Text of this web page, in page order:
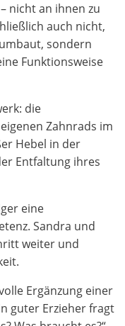
nicht an ihnen zu
auch nicht,
sondern
Funktionsweise
die
Zahnrads im
Hebel in der
Entfaltung ihres
eine
Sandra und
weiter und
Ergänzung einer
guter Erzieher fragt